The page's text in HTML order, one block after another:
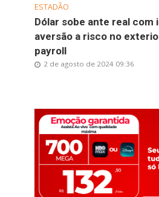
ESTADÃO
Dólar sobe ante real com
aversão a risco no
payroll
2 de agosto de 2024 09:36